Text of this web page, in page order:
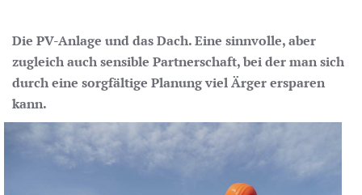
Die PV-Anlage und das Dach. Eine sinnvolle, aber
zugleich auch sensible Partnerschaft, bei der man sich
durch eine sorgfältige Planung viel Ärger ersparen
kann.